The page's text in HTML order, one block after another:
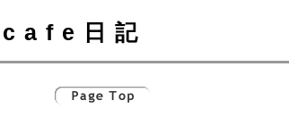
cafe日記